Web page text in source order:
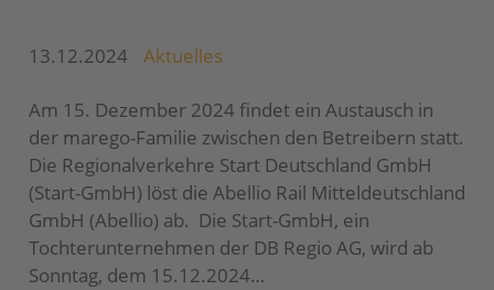
13.12.2024 Aktuelles
Am 15. Dezember 2024 findet ein Austausch in
der marego-Familie zwischen den Betreibern statt.
Die Regionalverkehre Start Deutschland GmbH
(Start-GmbH) löst die Abellio Rail Mitteldeutschland
GmbH (Abellio) ab. Die Start-GmbH, ein
Tochterunternehmen der DB Regio AG, wird ab
Sonntag, dem 15.12.2024…